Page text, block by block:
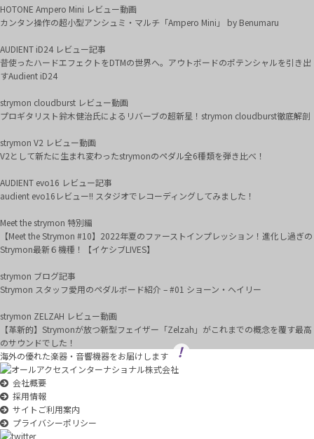
HOTONE Ampero Mini レビュー動画
カンタン操作の超小型アンシュミ・マルチ「Ampero Mini」 by Benumaru
AUDIENT iD24 レビュー記事
昔使ったハードエフェクトをDTMの世界へ。アウトボードのポテンシャルを引き出
すAudient iD24
strymon cloudburst レビュー動画
プロギタリスト鈴木健治氏によるリバーブの超新星！strymon cloudburst徹底解剖
strymon V2 レビュー動画
V2として新たに生まれ変わったstrymonのペダル全6種類を弾き比べ！
AUDIENT evo16 レビュー記事
audient evo16レビュー!! スタジオでレコーディングしてみました！
Meet the strymon 特別編
【Meet the Strymon #10】2022年夏のファーストインプレッション！進化し過ぎの
Strymon最新６機種！【イケシブLIVES】
strymon ブログ記事
Strymon スタッフ愛用のペダルボード紹介 – #01 ショーン・ヘイリー
strymon ZELZAH レビュー動画
【革新的】Strymonが放つ新型フェイザー「Zelzah」がこれまでの概念を覆す最高
のサウンドでした！
海外の優れた楽器・音響機器をお届けします
会社概要
採用情報
サイトご利用案内
プライバシーポリシー